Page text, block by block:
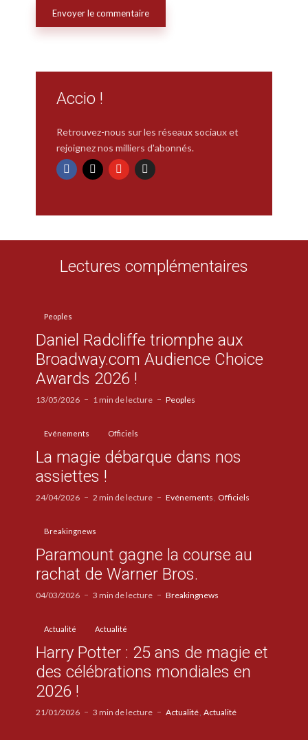
Accio !
Retrouvez-nous sur les réseaux sociaux et
rejoignez nos milliers d'abonnés.
Lectures complémentaires
Peoples
Daniel Radcliffe triomphe aux
Broadway.com Audience Choice
Awards 2026 !
13/05/2026 1 min de lecture Peoples
Evénements Officiels
La magie débarque dans nos
assiettes !
24/04/2026 2 min de lecture Evénements Officiels
Breakingnews
Paramount gagne la course au
rachat de Warner Bros.
04/03/2026 3 min de lecture Breakingnews
Actualité Actualité
Harry Potter : 25 ans de magie et
des célébrations mondiales en
2026 !
21/01/2026 3 min de lecture Actualité Actualité